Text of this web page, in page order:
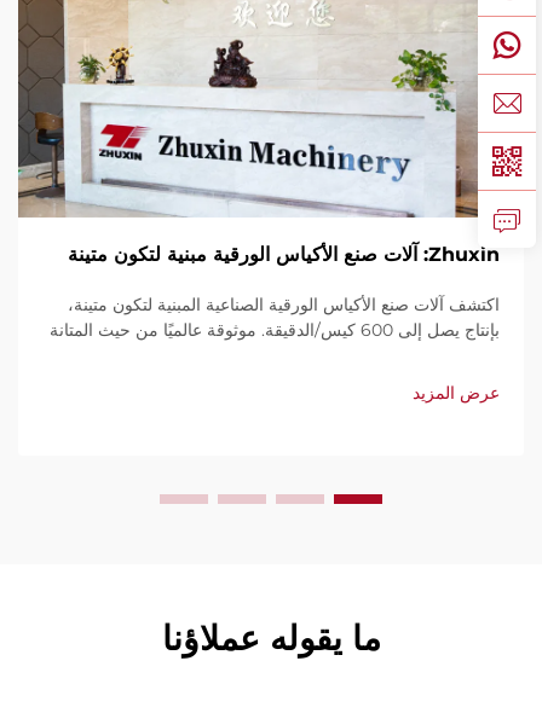
Zhuxin: آلات صنع الأكياس الورقية مبنية لتكون متينة
اكتشف آلات صنع الأكياس الورقية الصناعية المبنية لتكون متينة،
بإنتاج يصل إلى 600 كيس/الدقيقة. موثوقة عالميًا من حيث المتانة
وخدمة سريعة. اطلب عرض سعر اليوم.
عرض المزيد
ما يقوله عملاؤنا